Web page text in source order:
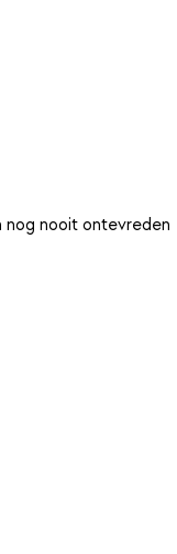
nog nooit ontevreden